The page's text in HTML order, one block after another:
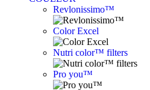
Revlonissimo™
Color Excel
Nutri color™ filters
Pro you™